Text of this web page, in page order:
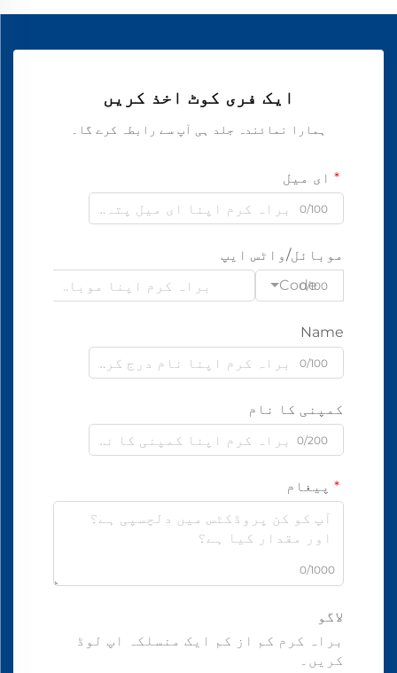
ایک فری کوٹ اخذ کریں
ہمارا نمائندہ جلد ہی آپ سے رابطہ کرے گا۔
ای میل
0/100
موبائل/واٹس ایپ
Code
0/100
Name
0/100
کمپنی کا نام
0/200
پیغام
0/1000
لاگو
براہ کرم کم از کم ایک منسلکہ اپ لوڈ
کریں۔